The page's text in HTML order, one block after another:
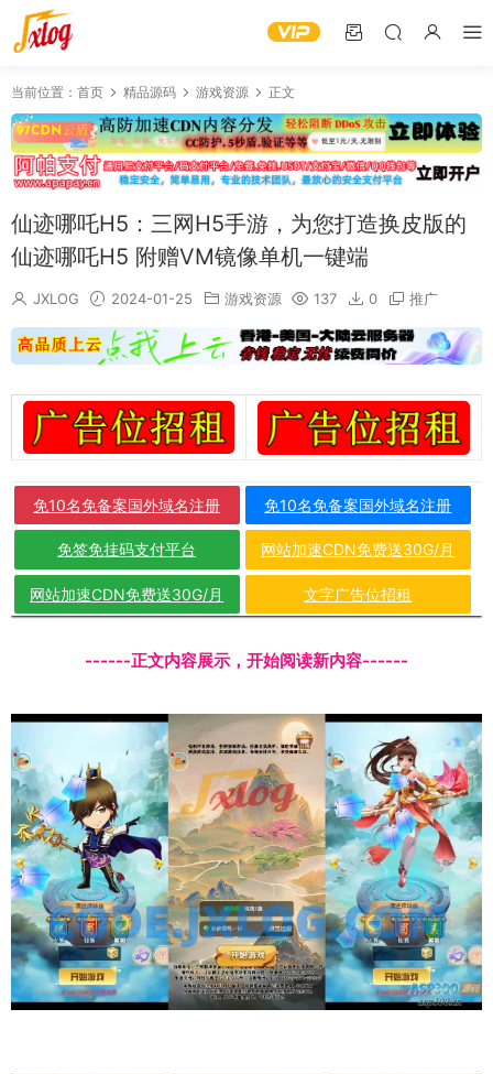
当前位置： 首页 精品源码 游戏资源 正文
仙迹哪吒H5：三网H5手游，为您打造换皮版的
仙迹哪吒H5 附赠VM镜像单机一键端
JXLOG 2024-01-25 游戏资源 137 0 推广
免10名免备案国外域名注册 免10名免备案国外域名注册
免签免挂码支付平台 网站加速CDN免费送30G/月
网站加速CDN免费送30G/月 文字广告位招租
------正文内容展示，开始阅读新内容------